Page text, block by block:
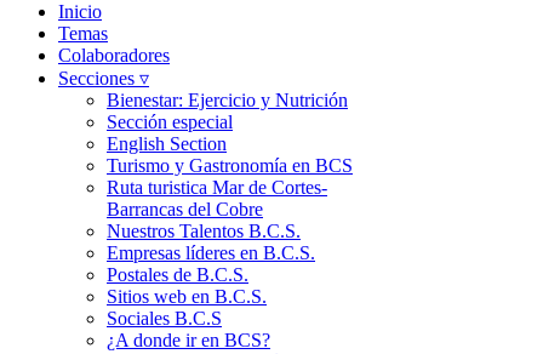
Inicio
Temas
Colaboradores
Secciones ▿
Bienestar: Ejercicio y Nutrición
Sección especial
English Section
Turismo y Gastronomía en BCS
Ruta turistica Mar de Cortes-
Barrancas del Cobre
Nuestros Talentos B.C.S.
Empresas líderes en B.C.S.
Postales de B.C.S.
Sitios web en B.C.S.
Sociales B.C.S
¿A donde ir en BCS?